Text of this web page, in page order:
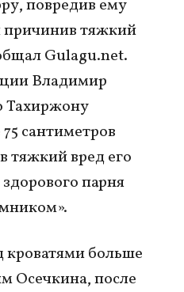
повредив ему
причинив тяжкий
Gulagu.net.
Владимир
Тахиржону
сантиметров
тяжкий вред его
парня
больше
Осечкина, после